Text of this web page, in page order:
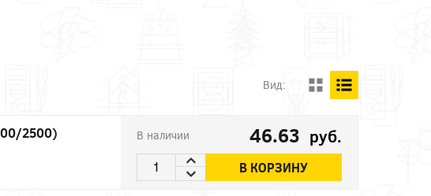
Вид:
2500)
В наличии 46.63 руб.
В КОРЗИНУ